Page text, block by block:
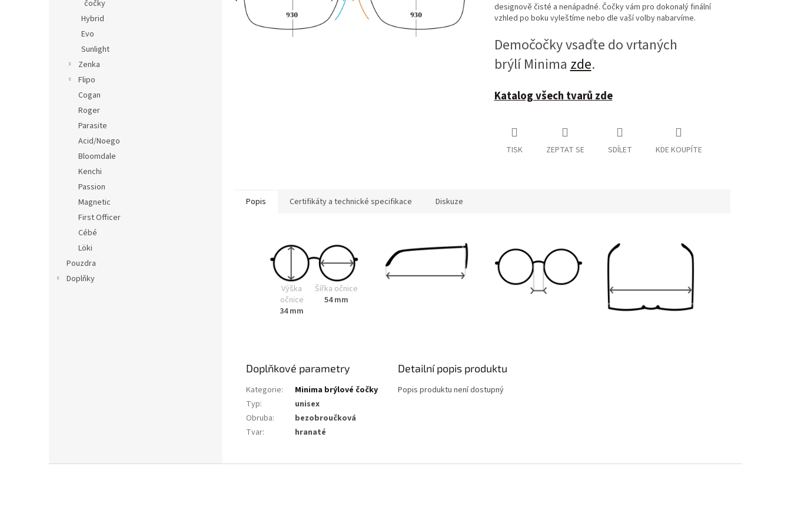
čočky
Hybrid
Evo
Sunlight
Zenka
Flipo
Cogan
Roger
Parasite
Acid/Noego
Bloomdale
Kenchi
Passion
Magnetic
First Officer
Cébé
Löki
Pouzdra
Doplňky
designově čisté a nenápadné. Čočky vám pro dokonalý finální
vzhled po boku vyleštíme nebo dle vaší volby nabarvíme.
Demočočky vsaďte do vrtaných
brýlí Minimazde.
Katalog všech tvarů zde
TISK ZEPTAT SE SDÍLET KDE KOUPÍTE
Popis Certifikáty a technické specifikace Diskuze
Výška
očnice
34 mm
Šířka očnice
54 mm
Doplňkové parametry
Kategorie:
Minima brýlové čočky
Typ:
unisex
Obruba:
bezobroučková
Tvar: hranaté
Detailní popis produktu
Popis produktu není dostupný